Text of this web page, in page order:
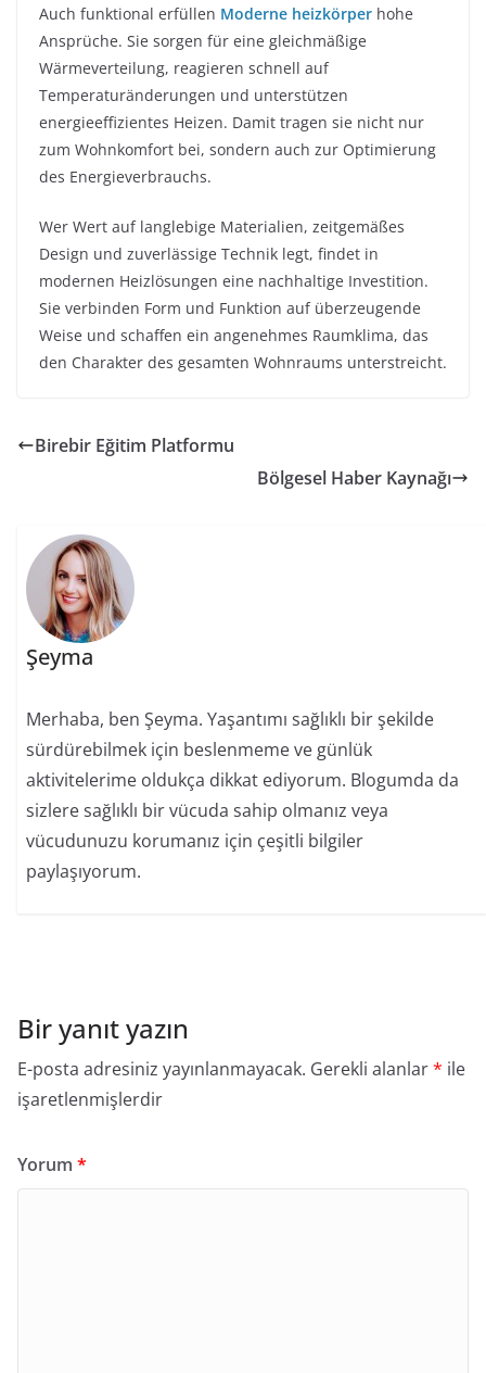
Auch funktional erfüllen Moderne heizkörper hohe
Ansprüche. Sie sorgen für eine gleichmäßige
Wärmeverteilung, reagieren schnell auf
Temperaturänderungen und unterstützen
energieeffizientes Heizen. Damit tragen sie nicht nur
zum Wohnkomfort bei, sondern auch zur Optimierung
des Energieverbrauchs.
Wer Wert auf langlebige Materialien, zeitgemäßes
Design und zuverlässige Technik legt, findet in
modernen Heizlösungen eine nachhaltige Investition.
Sie verbinden Form und Funktion auf überzeugende
Weise und schaffen ein angenehmes Raumklima, das
den Charakter des gesamten Wohnraums unterstreicht.
Birebir Eğitim Platformu
Bölgesel Haber Kaynağı
Şeyma
Merhaba, ben Şeyma. Yaşantımı sağlıklı bir şekilde
sürdürebilmek için beslenmeme ve günlük
aktivitelerime oldukça dikkat ediyorum. Blogumda da
sizlere sağlıklı bir vücuda sahip olmanız veya
vücudunuzu korumanız için çeşitli bilgiler
paylaşıyorum.
Bir yanıt yazın
E-posta adresiniz yayınlanmayacak. Gerekli alanlar* ile
işaretlenmişlerdir
Yorum *